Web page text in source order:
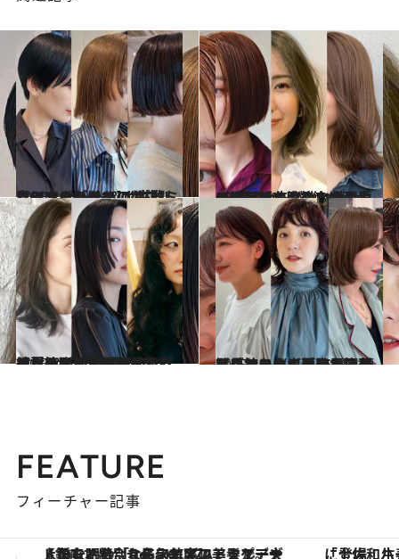
2025.10.4
真似するだけでアカ抜け！大人のための“失敗しない”ショート＆ボブ【ミニマムショート、ダブルラインボブほか】
ビューティ＆ヘルス 2025.7.12
【猛暑でも涼しい！】夏の“軽やか”ヘアスタイル15選《毛先が弾む鎖骨ミディ、美人度格上げのミニボブ、ツヤやか大人ショートほか》
ビューティ＆ヘルス
2025.7.12
【夏の髪悩み解決！】うねり・広がり・パサつき……お洒落に解決してくれるヘア15選《すっきり見えボブ、透明感カラー、くせ毛をいかしたパーマほか》【湿気、紫外線対策】
ビューティ＆ヘルス 2025.4.5
【長持ちする！】お洒落なヘアスタイル15選 頻繁にサロンに通えない人はこれ！《小顔効果抜群ボブ、スタイル良くみえるショートボブほか》
ビューティ＆ヘルス
FEATURE
フィーチャー記事
「土佐和ハーブかき氷」がOMO7高知に登場！生姜、山椒、大葉など目にも舌にも涼を呼ぶ郷土の味 【夏限定ディナーコース】旬を